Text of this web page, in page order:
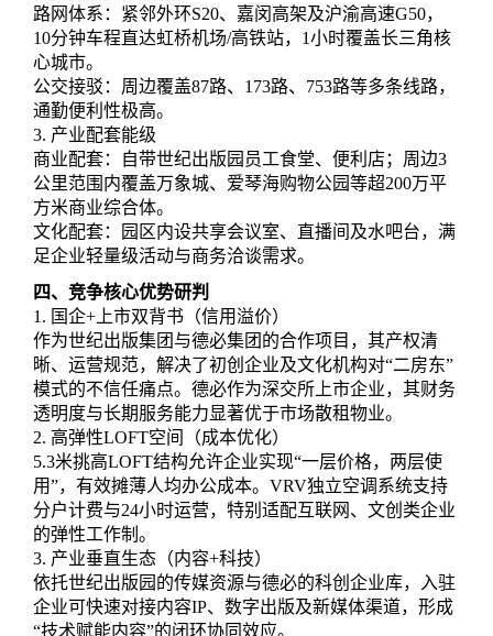
路网体系：紧邻外环S20、嘉闵高架及沪渝高速G50，
10分钟车程直达虹桥机场/高铁站，1小时覆盖长三角核
心城市。
公交接驳：周边覆盖87路、173路、753路等多条线路，
通勤便利性极高。
3. 产业配套能级
商业配套：自带世纪出版园员工食堂、便利店；周边3
公里范围内覆盖万象城、爱琴海购物公园等超200万平
方米商业综合体。
文化配套：园区内设共享会议室、直播间及水吧台，满
足企业轻量级活动与商务洽谈需求。
四、竞争核心优势研判
1. 国企+上市双背书（信用溢价）
作为世纪出版集团与德必集团的合作项目，其产权清
晰、运营规范，解决了初创企业及文化机构对“二房东”
模式的不信任痛点。德必作为深交所上市企业，其财务
透明度与长期服务能力显著优于市场散租物业。
2. 高弹性LOFT空间（成本优化）
5.3米挑高LOFT结构允许企业实现“一层价格，两层使
用”，有效摊薄人均办公成本。VRV独立空调系统支持
分户计费与24小时运营，特别适配互联网、文创类企业
的弹性工作制。
3. 产业垂直生态（内容+科技）
依托世纪出版园的传媒资源与德必的科创企业库，入驻
企业可快速对接内容IP、数字出版及新媒体渠道，形成
“技术赋能内容”的闭环协同效应。